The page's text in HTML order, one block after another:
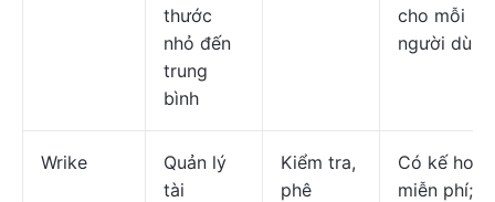
thước
nhỏ đến
trung
bình
cho mỗi
người dùng
Wrike
Quản lý
tài
Kiểm tra,
phê
Có kế
miễn phí;